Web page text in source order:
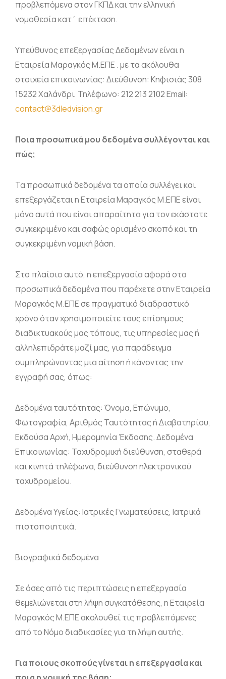
Projektor BYINTEK P70
Smart Ring
Ηλεκτρονικό Ταμπελάκι
προβλεπόμενα στον ΓΚΠΔ και την ελληνική
νομοθεσία κατ΄ επέκταση.
Υπεύθυνος επεξεργασίας Δεδομένων είναι η
Εταιρεία Μαραγκός Μ.ΕΠΕ . με τα ακόλουθα
στοιχεία επικοινωνίας: Διεύθυνση: Κηφισιάς 308
15232 Χαλάνδρι Τηλέφωνο: 212 213 2102 Email:
contact@3dledvision.gr
Ποια προσωπικά μου δεδομένα συλλέγονται και
πώς;
Τα προσωπικά δεδομένα τα οποία συλλέγει και
επεξεργάζεται η Εταιρεία Μαραγκός Μ.ΕΠΕ είναι
μόνο αυτά που είναι απαραίτητα για τον εκάστοτε
συγκεκριμένο και σαφώς ορισμένο σκοπό και τη
συγκεκριμένη νομική βάση.
Στο πλαίσιο αυτό, η επεξεργασία αφορά στα
προσωπικά δεδομένα που παρέχετε στην Εταιρεία
Μαραγκός Μ.ΕΠΕ σε πραγματικό διαδραστικό
χρόνο όταν χρησιμοποιείτε τους επίσημους
διαδικτυακούς μας τόπους, τις υπηρεσίες μας ή
αλληλεπιδράτε μαζί μας, για παράδειγμα
συμπληρώνοντας μια αίτηση ή κάνοντας την
εγγραφή σας, όπως:
Δεδομένα ταυτότητας: Όνομα, Επώνυμο,
Φωτογραφία, Αριθμός Ταυτότητας ή Διαβατηρίου,
Εκδούσα Αρχή, Ημερομηνία Έκδοσης. Δεδομένα
Επικοινωνίας: Ταχυδρομική διεύθυνση, σταθερά
και κινητά τηλέφωνα, διεύθυνση ηλεκτρονικού
ταχυδρομείου.
Δεδομένα Υγείας: Ιατρικές Γνωματεύσεις, Ιατρικά
πιστοποιητικά.
Βιογραφικά δεδομένα
Σε όσες από τις περιπτώσεις η επεξεργασία
θεμελιώνεται στη λήψη συγκατάθεσης, η Εταιρεία
Μαραγκός Μ.ΕΠΕ ακολουθεί τις προβλεπόμενες
από το Νόμο διαδικασίες για τη λήψη αυτής.
Για ποιους σκοπούς γίνεται η επεξεργασία και